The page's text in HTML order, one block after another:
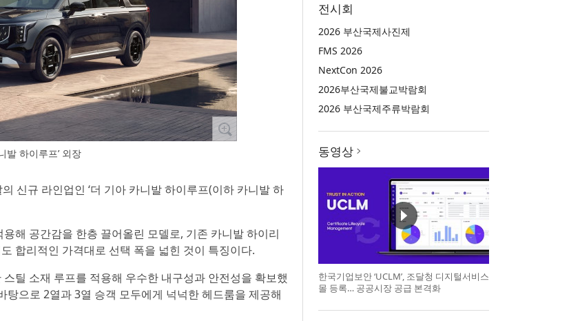
발 하이루프’ 외장
신규 라인업인 ‘더 기아 카니발 하이루프(이하 카니발 하
해 공간감을 한층 끌어올린 모델로, 기존 카니발 하이리
합리적인 가격대로 선택 폭을 넓힌 것이 특징이다.
틸 소재 루프를 적용해 우수한 내구성과 안전성을 확보했
으로 2열과 3열 승객 모두에게 넉넉한 헤드룸을 제공해
전시회
2026 부산국제사진제
FMS 2026
NextCon 2026
2026부산국제불교박람회
2026 부산국제주류박람회
동영상
한국기업보안 ‘UCLM’, 조달청 디지털서비스
몰 등록… 공공시장 공급 본격화